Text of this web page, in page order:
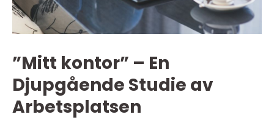
”Mitt kontor” – En
Djupgående Studie av
Arbetsplatsen